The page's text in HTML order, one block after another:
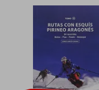
5%
dcto.